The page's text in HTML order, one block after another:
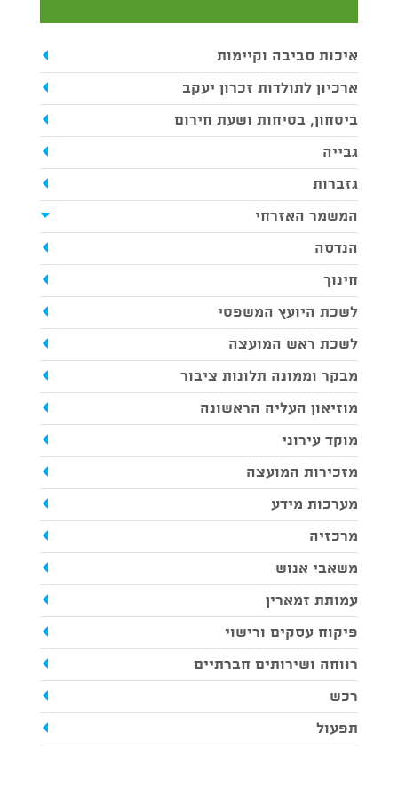
איכות סביבה וקיימות
ארכיון לתולדות זכרון יעקב
ביטחון, בטיחות ושעת חירום
גבייה
גזברות
המשמר האזרחי
הנדסה
חינוך
לשכת היועץ המשפטי
לשכת ראש המועצה
מבקר וממונה תלונות ציבור
מוזיאון העליה הראשונה
מוקד עירוני
מזכירות המועצה
מערכות מידע
מרכזיה
משאבי אנוש
עמותת זמארין
פיקוח עסקים ורישוי
רווחה ושירותים חברתיים
רכש
תפעול